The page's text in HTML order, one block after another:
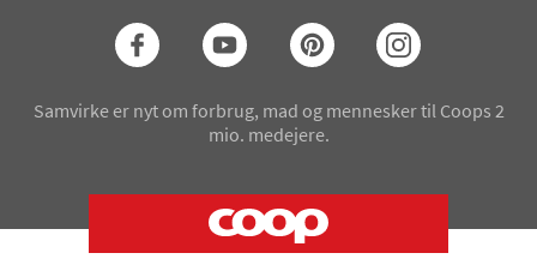
Coop medlem
Samvirke er nyt om forbrug, mad og mennesker til Coops 2
mio. medejere.